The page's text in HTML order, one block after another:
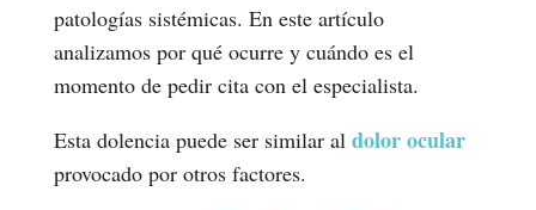
patologías sistémicas. En este artículo
analizamos por qué ocurre y cuándo es el
momento de pedir cita con el especialista.
Esta dolencia puede ser similar al dolor ocular
provocado por otros factores.